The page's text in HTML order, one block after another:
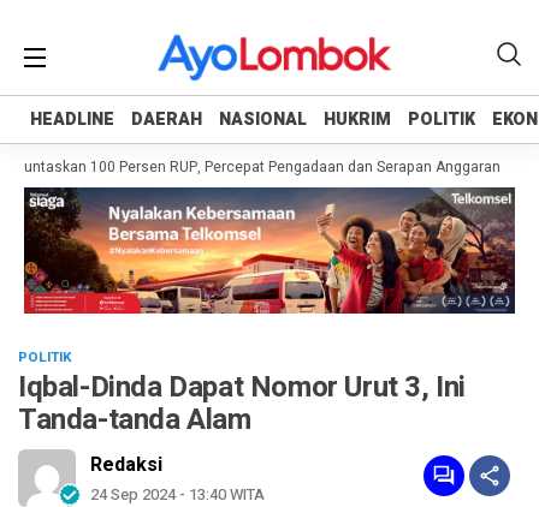
HEADLINE DAERAH NASIONAL HUKRIM POLITIK
HEADLINE DAERAH NASIONAL HUKRIM POLITIK
100 Persen RUP, Percepat Pengadaan dan Serapan Anggaran
POLITIK
Iqbal-Dinda Dapat Nomor Urut 3, Ini
Tanda-tanda Alam
Redaksi
24 Sep 2024 - 13:40 WITA